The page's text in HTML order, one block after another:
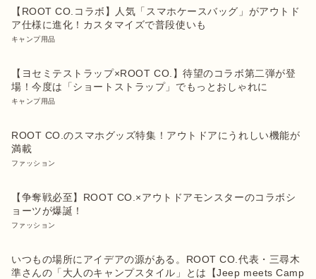
【ROOT CO.コラボ】人気「スマホケースバッグ」がアウトド
ア仕様に進化！カスタマイズで普段使いも
キャンプ用品
【ヨセミテストラップ×ROOT CO.】待望のコラボ第二弾が登
場！今度は「ショートストラップ」でもっとおしゃれに
キャンプ用品
ROOT CO.のスマホグッズ特集！アウトドアにうれしい機能が
満載
ファッション
【争奪戦必至】ROOT CO.×アウトドアモンスターのコラボシ
ョーツが爆誕！
ファッション
いつもの場所にアイデアの源がある。ROOT CO.代表・三尋木
準さんの「大人のキャンプスタイル」とは【Jeep meets Camp